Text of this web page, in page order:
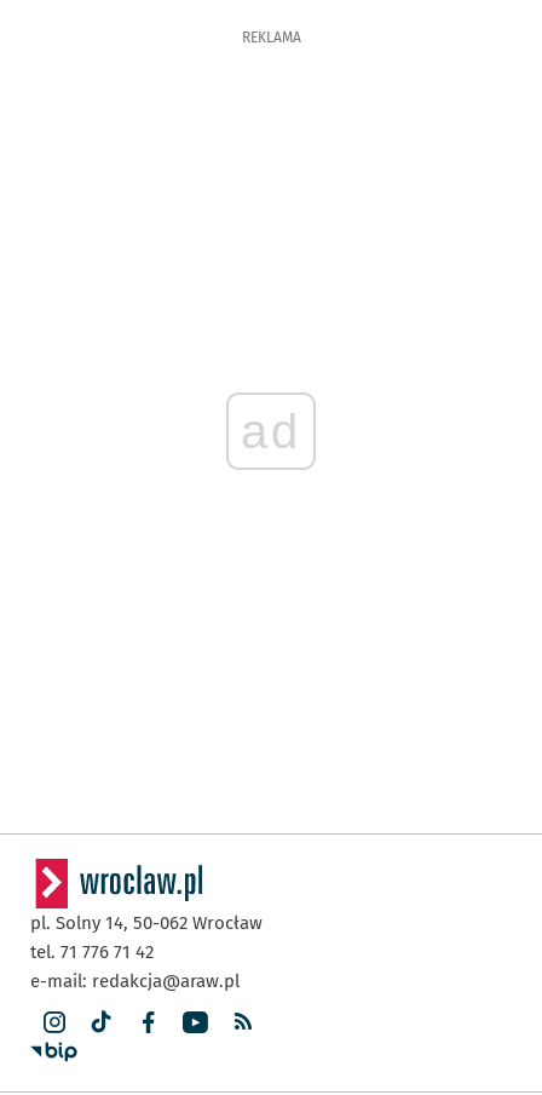
REKLAMA
ad
pl. Solny 14, 50-062 Wrocław
tel. 71 776 71 42
e-mail: redakcja@araw.pl